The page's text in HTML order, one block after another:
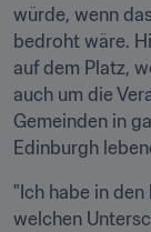
würde, wenn
bedroht wäre.
auf dem Platz,
auch um die
Gemeinden in
Edinburgh
"Ich habe in
welchen